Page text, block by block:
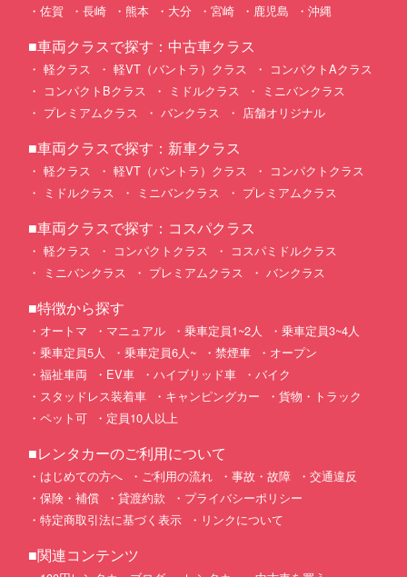
佐賀
長崎 熊本 大分 宮崎 鹿児島 沖縄
■車両クラスで探す：中古車クラス
軽クラス 軽VT（バントラ）クラス
コンパクトAクラス
コンパクトBクラス
ミドルクラス
ミニバンクラス
プレミアムクラス
バンクラス 店舗オリジナル
■車両クラスで探す：新車クラス
軽クラス 軽VT（バントラ）クラス
コンパクトクラス
ミドルクラス
ミニバンクラス プレミアムクラス
■車両クラスで探す：コスパクラス
軽クラス コンパクトクラス
コスパミドルクラス
ミニバンクラス
プレミアムクラス バンクラス
■特徴から探す
オートマ マニュアル 乗車定員1~2人
乗車定員3~4人
乗車定員5人
乗車定員6人~ 禁煙車
オープン
福祉車両
EV車 ハイブリッド車
バイク
スタッドレス装着車
キャンピングカー
貨物・トラック
ペット可
定員10人以上
■レンタカーのご利用について
はじめての方へ ご利用の流れ 事故・故障
交通違反
保険・補償
貸渡約款
プライバシーポリシー
特定商取引法に基づく表示
リンクについて
■関連コンテンツ